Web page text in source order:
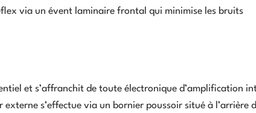
via un évent laminaire frontal qui minimise les bruits
et s’affranchit de toute électronique d’amplification
s’effectue via un bornier poussoir situé à l’arrière